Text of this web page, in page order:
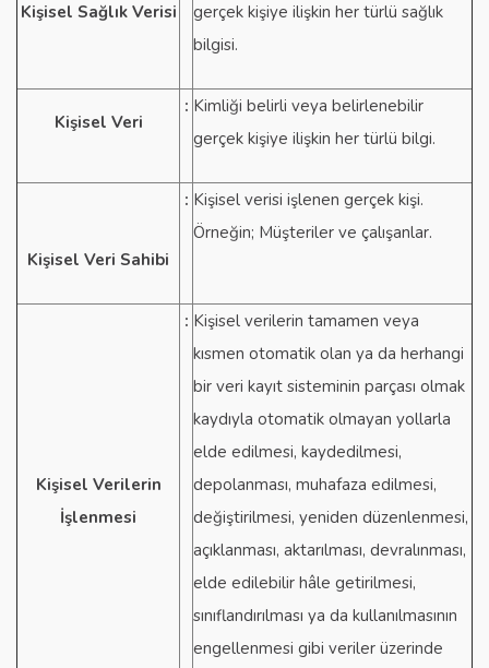
Kişisel Sağlık Verisi
gerçek kişiye ilişkin her türlü sağlık
bilgisi.
Kişisel Veri
: Kimliği belirli veya belirlenebilir
gerçek kişiye ilişkin her türlü bilgi.
Kişisel Veri Sahibi
: Kişisel verisi işlenen gerçek kişi.
Örneğin; Müşteriler ve çalışanlar.
Kişisel Verilerin
İşlenmesi
: Kişisel verilerin tamamen veya
kısmen otomatik olan ya da herhangi
bir veri kayıt sisteminin parçası olmak
kaydıyla otomatik olmayan yollarla
elde edilmesi, kaydedilmesi,
depolanması, muhafaza edilmesi,
değiştirilmesi, yeniden düzenlenmesi,
açıklanması, aktarılması, devralınması,
elde edilebilir hâle getirilmesi,
sınıflandırılması ya da kullanılmasının
engellenmesi gibi veriler üzerinde